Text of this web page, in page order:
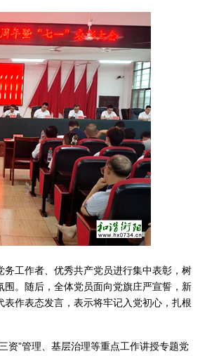
工作者、优秀共产党员进行集中表彰，树
。随后，全体党员面向党旗庄严宣誓，新
作表态发言，表示将牢记入党初心，扎根
资”管理、基层治理等重点工作讲授专题党